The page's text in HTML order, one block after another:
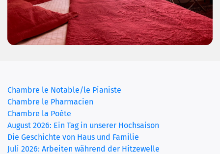
Chambre le Notable/le Pianiste
Chambre le Pharmacien
Chambre la Poète
August 2026: Ein Tag in unserer Hochsaison
Die Geschichte von Haus und Familie
Juli 2026: Arbeiten während der Hitzewelle